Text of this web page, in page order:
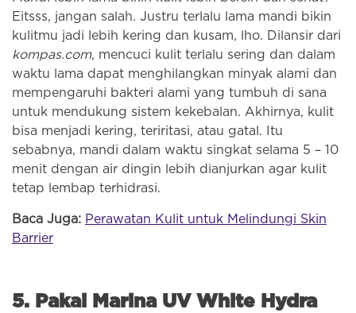
Eitsss, jangan salah. Justru terlalu lama mandi bikin
kulitmu jadi lebih kering dan kusam, lho. Dilansir dari
kompas.com, mencuci kulit terlalu sering dan dalam
waktu lama dapat menghilangkan minyak alami dan
mempengaruhi bakteri alami yang tumbuh di sana
untuk mendukung sistem kekebalan. Akhirnya, kulit
bisa menjadi kering, teriritasi, atau gatal. Itu
sebabnya, mandi dalam waktu singkat selama 5 – 10
menit dengan air dingin lebih dianjurkan agar kulit
tetap lembap terhidrasi.
Baca Juga: Perawatan Kulit untuk Melindungi Skin
Barrier
5. Pakai Marina UV White Hydra